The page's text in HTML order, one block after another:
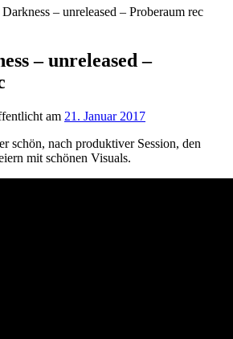
– unreleased – Proberaum rec
– unreleased –
am 21. Januar 2017
schön, nach produktiver Session, den
mit schönen Visuals.